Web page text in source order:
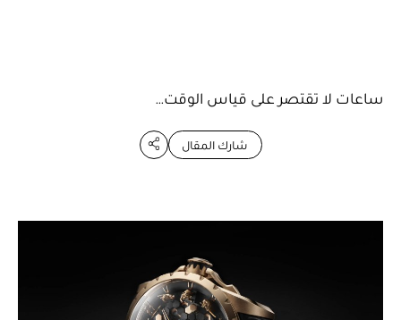
ساعات لا تقتصر على قياس الوقت…
شارك المقال